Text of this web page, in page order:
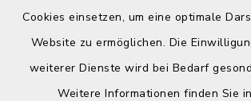
Cookies einsetzen, um eine optimale
Website zu ermöglichen. Die
weiterer Dienste wird bei Bedarf
Weitere Informationen finden Sie